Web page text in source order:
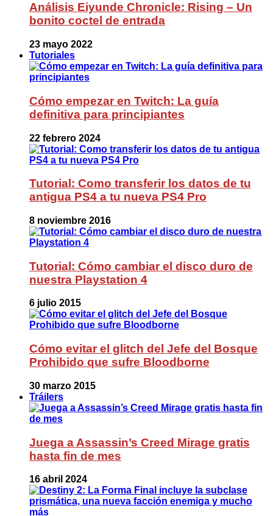
Análisis Eiyunde Chronicle: Rising – Un
bonito coctel de entrada
23 mayo 2022
Tutoriales
Cómo empezar en Twitch: La guía
definitiva para principiantes
22 febrero 2024
Tutorial: Como transferir los datos de tu
antigua PS4 a tu nueva PS4 Pro
8 noviembre 2016
Tutorial: Cómo cambiar el disco duro de
nuestra Playstation 4
6 julio 2015
Cómo evitar el glitch del Jefe del Bosque
Prohibido que sufre Bloodborne
30 marzo 2015
Tráilers
Juega a Assassin’s Creed Mirage gratis
hasta fin de mes
16 abril 2024